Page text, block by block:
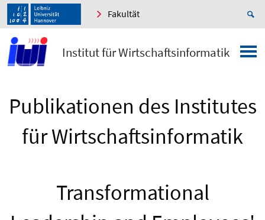
Fakultät
Institut für Wirtschaftsinformatik
Publikationen des Institutes
für Wirtschaftsinformatik
Transformational